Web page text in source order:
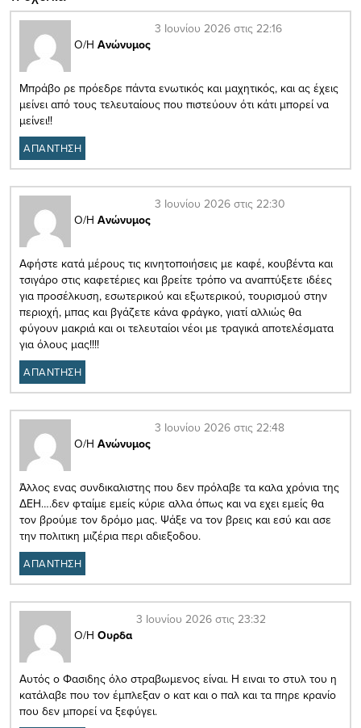
Ο/Η Ανώνυμος
3 Ιουνίου 2026 στις 22:16
Μπράβο ρε πρόεδρε πάντα ενωτικός και μαχητικός, και ας έχεις
μείνει από τους τελευταίους που πιστεύουν ότι κάτι μπορεί να
μείνει!!
ΑΠΑΝΤΗΣΗ
Ο/Η Ανώνυμος
3 Ιουνίου 2026 στις 22:30
Αφήστε κατά μέρους τις κινητοποιήσεις με καφέ, κουβέντα και
τσιγάρο στις καφετέριες και βρείτε τρόπο να αναπτύξετε ιδέες
για προσέλκυση, εσωτερικού και εξωτερικού, τουρισμού στην
περιοχή, μπας και βγάζετε κάνα φράγκο, γιατί αλλιώς θα
φύγουν μακριά και οι τελευταίοι νέοι με τραγικά αποτελέσματα
για όλους μας!!!!
ΑΠΑΝΤΗΣΗ
Ο/Η Ανώνυμος
3 Ιουνίου 2026 στις 22:48
Άλλος ενας συνδικαλιστης που δεν πρόλαβε τα καλα χρόνια της
ΔΕΗ….δεν φταίμε εμείς κύριε αλλα όπως και να εχει εμείς θα
τον βρούμε τον δρόμο μας. Ψάξε να τον βρεις και εσύ και ασε
την πολιτικη μιζέρια περι αδιεξοδου.
ΑΠΑΝΤΗΣΗ
Ο/Η Ουρδα
3 Ιουνίου 2026 στις 23:32
Αυτός ο Φασιδης όλο στραβωμενος είναι. Η ειναι το στυλ του η
κατάλαβε που τον έμπλεξαν ο κατ και ο παλ και τα πηρε κρανίο
που δεν μπορεί να ξεφύγει.